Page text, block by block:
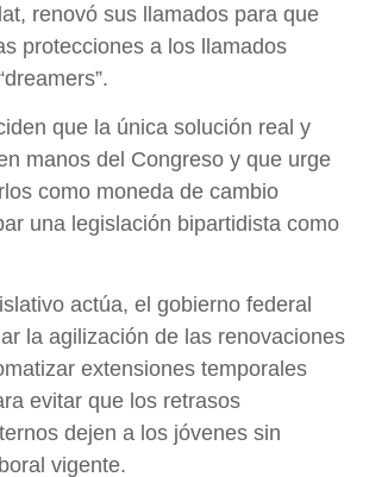
renovó sus llamados para que
protecciones a los llamados
que la única solución real y
manos del Congreso y que urge
como moneda de cambio
una legislación bipartidista como
actúa, el gobierno federal
la agilización de las renovaciones
extensiones temporales
evitar que los retrasos
dejen a los jóvenes sin
vigente.